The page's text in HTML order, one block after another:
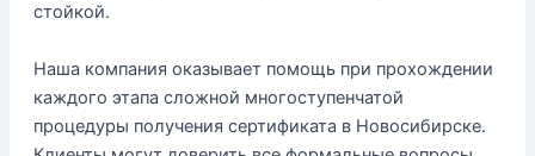
стойкой.
Наша компания оказывает помощь при прохождении
каждого этапа сложной многоступенчатой
процедуры получения сертификата в Новосибирске.